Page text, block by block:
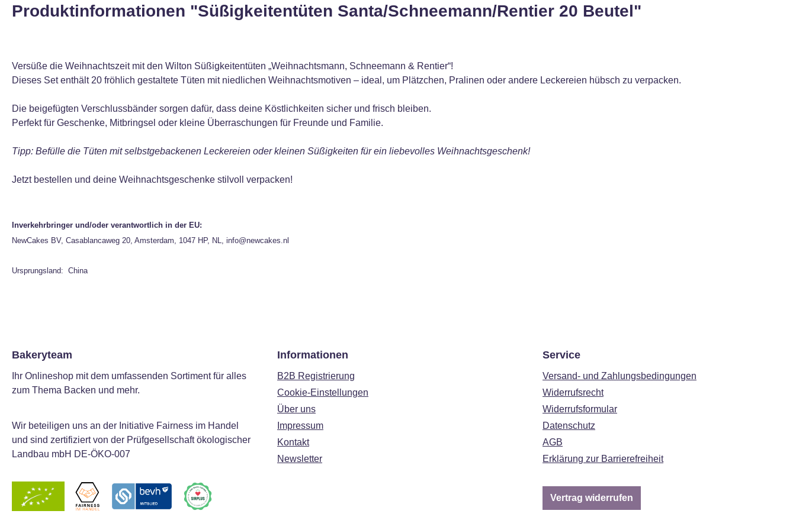
Produktinformationen "Süßigkeitentüten Santa/Schneemann/Rentier 20 Beutel"
Versüße die Weihnachtszeit mit den Wilton Süßigkeitentüten „Weihnachtsmann, Schneemann & Rentier“!
Dieses Set enthält 20 fröhlich gestaltete Tüten mit niedlichen Weihnachtsmotiven – ideal, um Plätzchen, Pralinen oder andere Leckereien hübsch zu verpacken.
Die beigefügten Verschlussbänder sorgen dafür, dass deine Köstlichkeiten sicher und frisch bleiben.
Perfekt für Geschenke, Mitbringsel oder kleine Überraschungen für Freunde und Familie.
Tipp: Befülle die Tüten mit selbstgebackenen Leckereien oder kleinen Süßigkeiten für ein liebevolles Weihnachtsgeschenk!
Jetzt bestellen und deine Weihnachtsgeschenke stilvoll verpacken!
Inverkehrbringer und/oder verantwortlich in der EU:
NewCakes BV, Casablancaweg 20, Amsterdam, 1047 HP, NL, info@newcakes.nl
Ursprungsland: China
Bakeryteam
Ihr Onlineshop mit dem umfassenden Sortiment für alles
zum Thema Backen und mehr.
Wir beteiligen uns an der Initiative Fairness im Handel
und sind zertifiziert von der Prüfgesellschaft ökologischer
Landbau mbH DE-ÖKO-007
Informationen
B2B Registrierung
Cookie-Einstellungen
Über uns
Impressum
Kontakt
Newsletter
Service
Versand- und Zahlungsbedingungen
Widerrufsrecht
Widerrufsformular
Datenschutz
AGB
Erklärung zur Barrierefreiheit
Vertrag widerrufen